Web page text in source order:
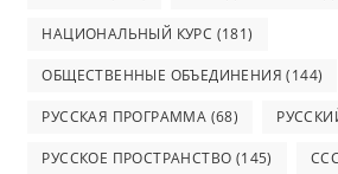
НАЦИОНАЛЬНЫЙ КУРС (181)
ОБЩЕСТВЕННЫЕ ОБЪЕДИНЕНИЯ (144)
РУССКАЯ ПРОГРАММА (68)
РУССКОЕ ПРОСТРАНСТВО (145)